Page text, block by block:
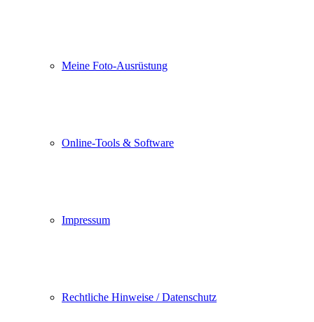
Meine Foto-Ausrüstung
Online-Tools & Software
Impressum
Rechtliche Hinweise / Datenschutz